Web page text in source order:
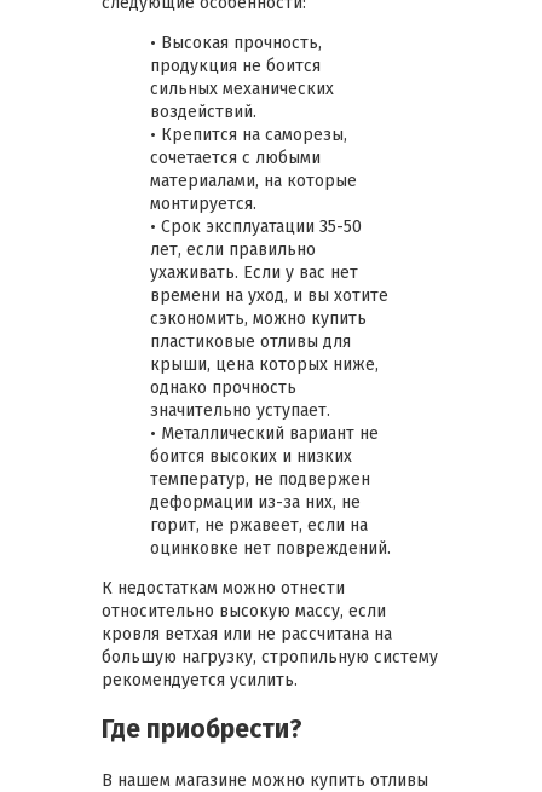
• Высокая прочность,
продукция не боится
сильных механических
воздействий.
• Крепится на саморезы,
сочетается с любыми
материалами, на которые
монтируется.
• Срок эксплуатации 35-50
лет, если правильно
ухаживать. Если у вас нет
времени на уход, и вы хотите
сэкономить, можно купить
пластиковые отливы для
крыши, цена которых ниже,
однако прочность
значительно уступает.
• Металлический вариант не
боится высоких и низких
температур, не подвержен
деформации из-за них, не
горит, не ржавеет, если на
оцинковке нет повреждений.
К недостаткам можно отнести
относительно высокую массу, если
кровля ветхая или не рассчитана на
большую нагрузку, стропильную систему
рекомендуется усилить.
Где приобрести?
В нашем магазине можно купить отливы